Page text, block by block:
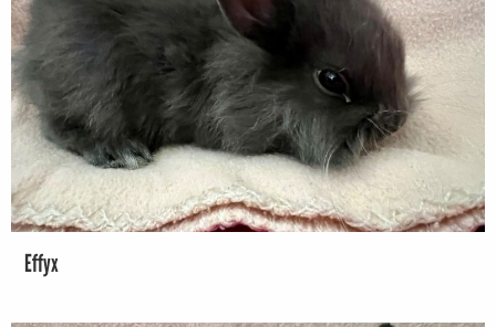
Effyx